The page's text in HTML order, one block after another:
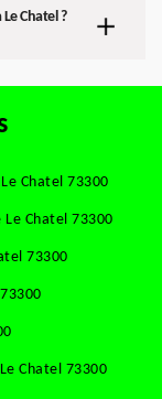
Chatel ?
Chatel 73300
Chatel 73300
73300
Chatel 73300